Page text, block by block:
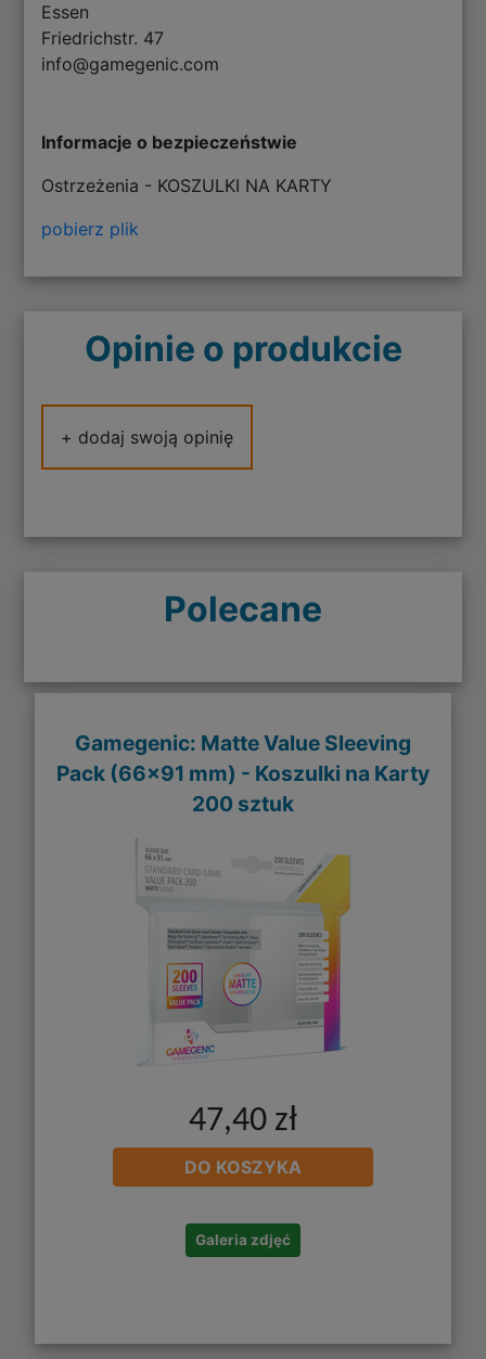
Essen
Friedrichstr. 47
info@gamegenic.com
Informacje o bezpieczeństwie
Ostrzeżenia - KOSZULKI NA KARTY
pobierz plik
Opinie o produkcie
+ dodaj swoją opinię
Polecane
Gamegenic: Matte Value Sleeving
Pack (66x91 mm) - Koszulki na Karty
200 sztuk
47,40 zł
DO KOSZYKA
Galeria zdjęć